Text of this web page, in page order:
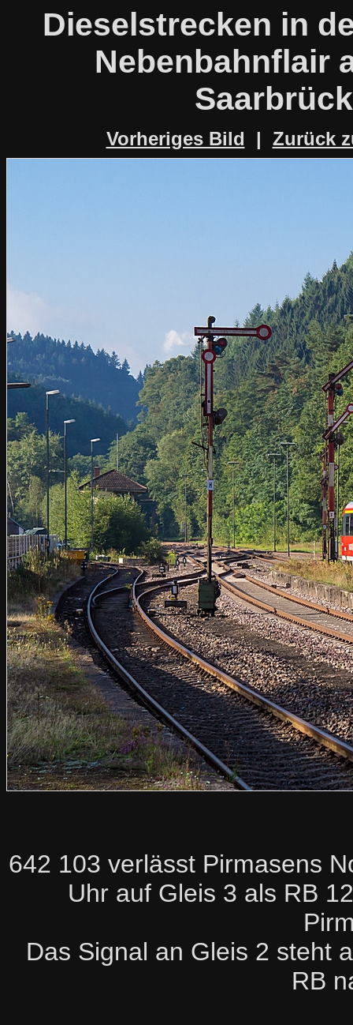
Dieselstrecken in
Nebenbahnflair
Vorheriges Bild | Zurück
642 103 verlässt Pirmasens
Uhr auf Gleis 3 als RB
Das Signal an Gleis 2 steht
RB